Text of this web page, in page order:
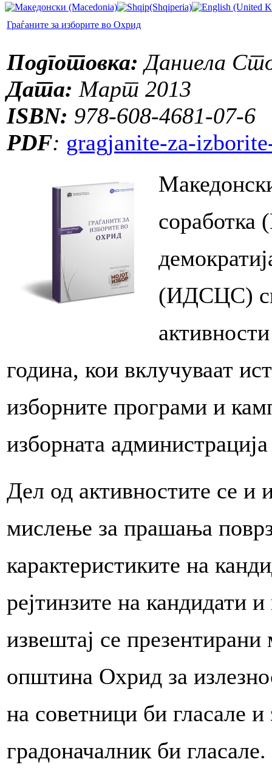
Граѓаните за изборите во Охрид
Подготовка: Даниела
Дата: Март 2013
ISBN: 978-608-4681-07-6
PDF: gragjanite-za-
(ИДСЦС)
година, кои вклучуваат
изборните програми и
изборната
Дел од активностите се и
мислење за прашања
карактеристиките на
рејтинзите на кандидати
извештај се
општина Охрид за
на советници би гласале и
градоначалник би гласале.